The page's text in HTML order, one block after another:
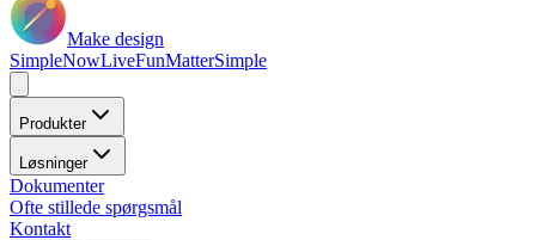
Make design
SimpleNowLiveFunMatterSimple
Produkter
Løsninger
Dokumenter
Ofte stillede spørgsmål
Kontakt